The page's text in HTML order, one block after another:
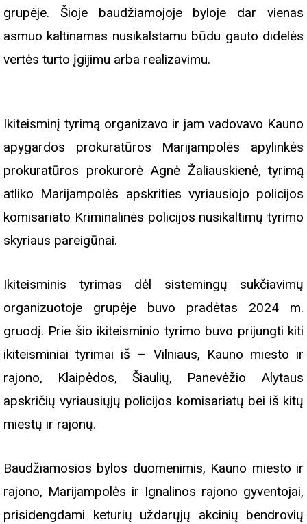
grupėje. Šioje baudžiamojoje byloje dar vienas
asmuo kaltinamas nusikalstamu būdu gauto didelės
vertės turto įgijimu arba realizavimu.
Ikiteisminį tyrimą organizavo ir jam vadovavo Kauno
apygardos prokuratūros Marijampolės apylinkės
prokuratūros prokurorė Agnė Žaliauskienė, tyrimą
atliko Marijampolės apskrities vyriausiojo policijos
komisariato Kriminalinės policijos nusikaltimų tyrimo
skyriaus pareigūnai.
Ikiteisminis tyrimas dėl sistemingų sukčiavimų
organizuotoje grupėje buvo pradėtas 2024 m.
gruodį. Prie šio ikiteisminio tyrimo buvo prijungti kiti
ikiteisminiai tyrimai iš – Vilniaus, Kauno miesto ir
rajono, Klaipėdos, Šiaulių, Panevėžio Alytaus
apskričių vyriausiųjų policijos komisariatų bei iš kitų
miestų ir rajonų.
Baudžiamosios bylos duomenimis, Kauno miesto ir
rajono, Marijampolės ir Ignalinos rajono gyventojai,
prisidengdami keturių uždarųjų akcinių bendrovių